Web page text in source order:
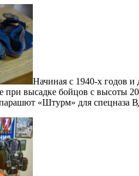
Начиная с 1940-х годов и
при высадке бойцов с высоты
«Штурм» для спецназа